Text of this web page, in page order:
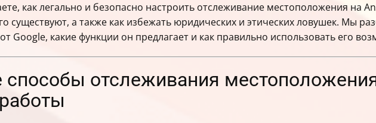
при использовании слежения без согласия
текущего местоположения и сбором маршрутов
от Google — что умеет и как работает
для использования «Найти устройство»
устройство» — пошаговая инструкция
через веб и приложение
и точность определения
как легально и безопасно настроить отслеживание местоположения на
существуют, а также как избежать юридических и этических ловушек. Мы
Google, какие функции он предлагает и как правильно использовать его
отслеживания